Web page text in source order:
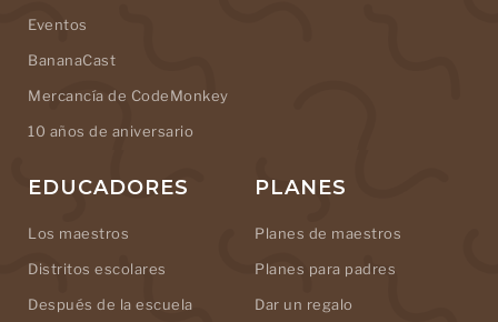
Eventos
BananaCast
Mercancía de CodeMonkey
10 años de aniversario
EDUCADORES
Los maestros
Distritos escolares
Después de la escuela
PLANES
Planes de maestros
Planes para padres
Dar un regalo